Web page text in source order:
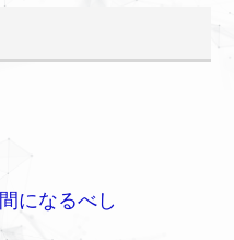
になるべし